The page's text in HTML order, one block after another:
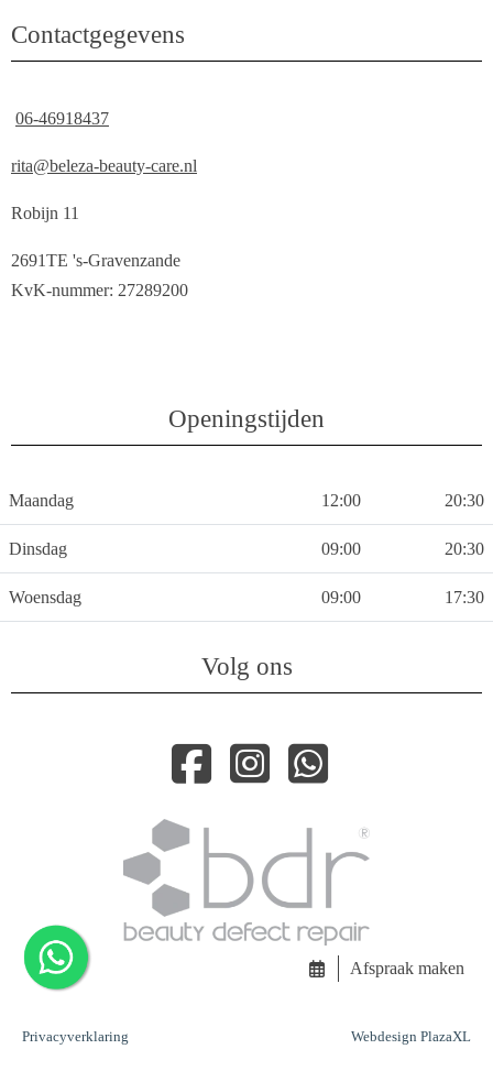
Contactgegevens
06-46918437
rita@beleza-beauty-care.nl
Robijn 11
2691TE 's-Gravenzande
KvK-nummer: 27289200
Openingstijden
Maandag 12:00 20:30
Dinsdag 09:00 20:30
Woensdag 09:00 17:30
Volg ons
Afspraak maken
Privacyverklaring Webdesign PlazaXL